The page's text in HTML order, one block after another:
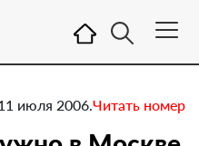
июля 2006.Читать номер